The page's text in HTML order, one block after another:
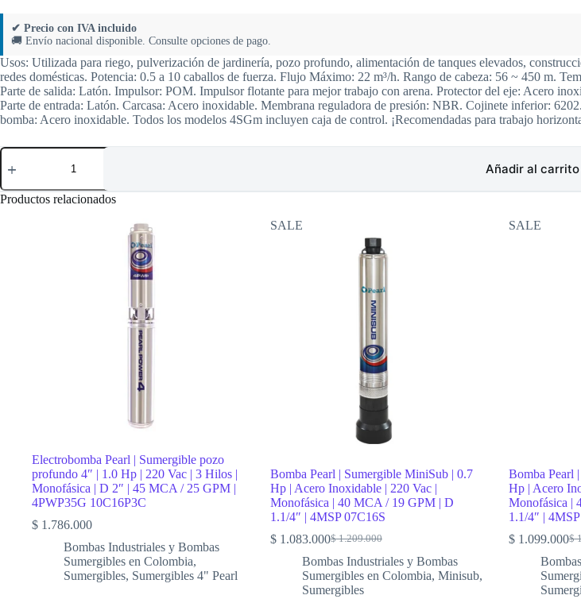
✔ Precio con IVA incluido
🚚 Envío nacional disponible. Consulte opciones de pago.
Usos: Utilizada para riego, pulverización de jardinería, pozo profundo, alimentación de tanques elevados,
redes domésticas. Potencia: 0.5 a 10 caballos de fuerza. Flujo Máximo: 22 m³/h. Rango de cabeza: 56 ~ 450 m.
Parte de salida: Latón. Impulsor: POM. Impulsor flotante para mejor trabajo con arena. Protector del eje: Acero
Parte de entrada: Latón. Carcasa: Acero inoxidable. Membrana reguladora de presión: NBR. Cojinete inferior:
bomba: Acero inoxidable. Todos los modelos 4SGm incluyen caja de control. ¡Recomendadas para trabajo
Electrobomba
SHIMGE
Sumergible
Pozo
Añadir al carrito
Productos relacionados
Electrobomba Pearl | Sumergible pozo
profundo 4″ | 1.0 Hp | 220 Vac | 3 Hilos |
Monofásica | D 2″ | 45 MCA / 25 GPM |
4PWP35G 10C16P3C
$ 1.786.000
Bombas Industriales y Bombas
Sumergibles en Colombia,
Sumergibles, Sumergibles 4" Pearl
SALE
Bomba Pearl | Sumergible MiniSub | 0.7
Hp | Acero Inoxidable | 220 Vac |
Monofásica | 40 MCA / 19 GPM | D
1.1/4″ | 4MSP 07C16S
$1.209.000
Original
price
was:
$ 1.209.000.
$1.083.000Current
price
is:
$ 1.083.000.
Bombas Industriales y Bombas
Sumergibles en Colombia, Minisub,
Sumergibles
SALE
Bomba Pearl
Hp | Acero
Monofásica |
1.1/4″ |
$
$
$1.099.000
is:
$